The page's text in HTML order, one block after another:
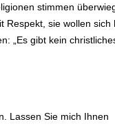
stimmen
sie wollen sich
„Es gibt kein
Lassen Sie mich Ihnen